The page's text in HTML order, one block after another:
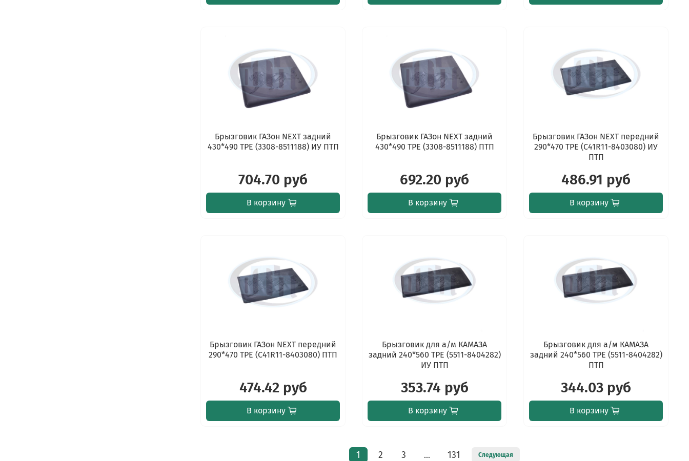
Брызговик ГАЗон NEXT задний
430*490 TPE (3308-8511188) ИУ ПТП
704.70 руб
В корзину
Брызговик ГАЗон NEXT задний
430*490 TPE (3308-8511188) ПТП
692.20 руб
В корзину
Брызговик ГАЗон NEXT передний
290*470 TPE (С41R11-8403080) ИУ
ПТП
486.91 руб
В корзину
Брызговик ГАЗон NEXT передний
290*470 TPE (С41R11-8403080) ПТП
474.42 руб
В корзину
Брызговик для а/м КАМАЗА
задний 240*560 TPE (5511-8404282)
ИУ ПТП
353.74 руб
В корзину
Брызговик для а/м КАМАЗА
задний 240*560 TPE (5511-8404282)
ПТП
344.03 руб
В корзину
1 2 3 … 131 Следующая